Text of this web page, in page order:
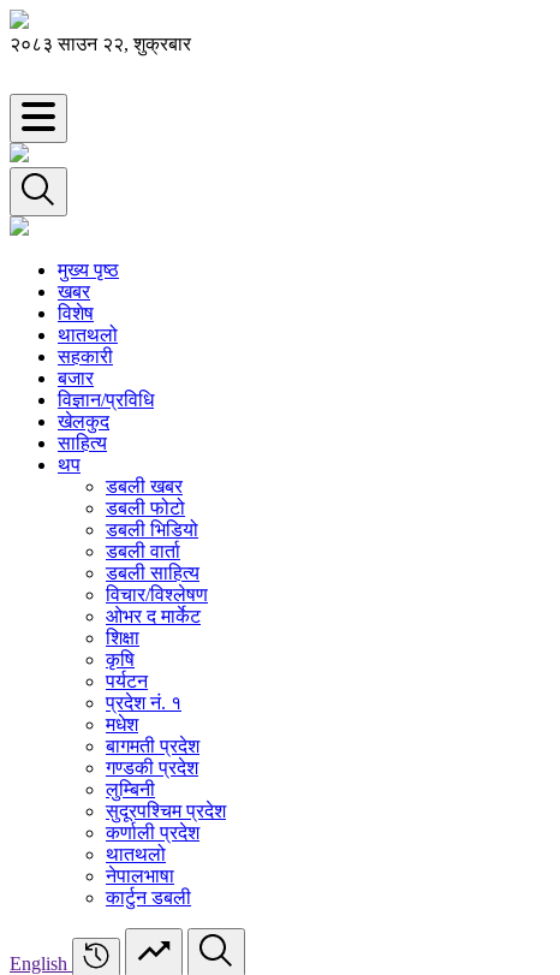
२०८३ साउन २२, शुक्रबार
मुख्य पृष्ठ
खबर
विशेष
थातथलो
सहकारी
बजार
विज्ञान/प्रविधि
खेलकुद
साहित्य
थप
डबली खबर
डबली फोटो
डबली भिडियो
डबली वार्ता
डबली साहित्य
विचार/विश्‍लेषण
ओभर द मार्केट
शिक्षा
कृषि
पर्यटन
प्रदेश नं. १
मधेश
बागमती प्रदेश
गण्डकी प्रदेश
लुम्बिनी
सुदूरपश्चिम प्रदेश
कर्णाली प्रदेश
थातथलो
नेपालभाषा
कार्टुन डबली
English